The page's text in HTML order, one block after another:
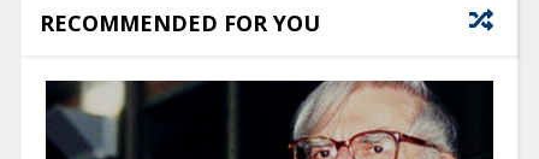
RECOMMENDED FOR YOU